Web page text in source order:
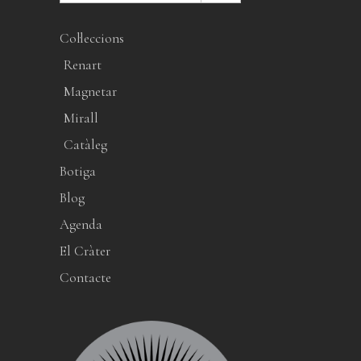
Col·leccions
Renart
Magnetar
Mirall
Catàleg
Botiga
Blog
Agenda
El Cràter
Contacte